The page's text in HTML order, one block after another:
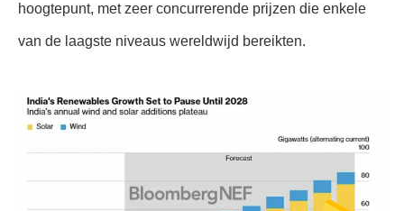
hoogtepunt, met zeer concurrerende prijzen die enkele
van de laagste niveaus wereldwijd bereikten.